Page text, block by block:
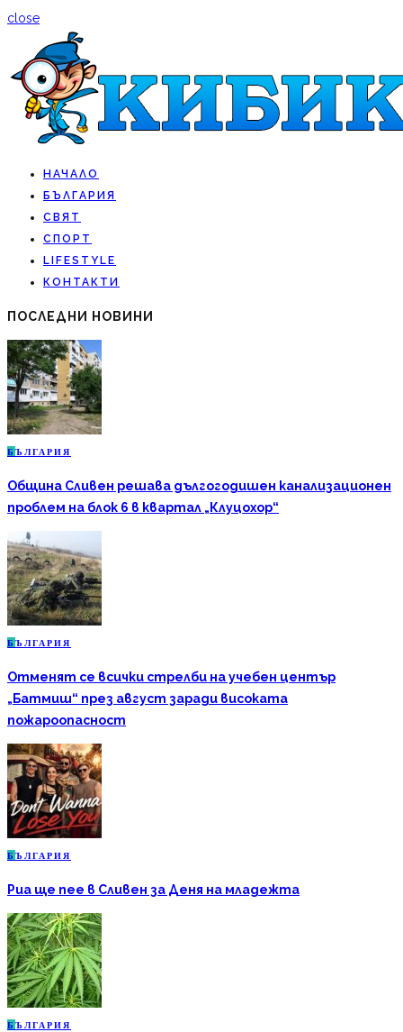
close
НАЧАЛО
БЪЛГАРИЯ
СВЯТ
СПОРТ
LIFESTYLE
КОНТАКТИ
ПОСЛЕДНИ НОВИНИ
Б ЪЛГАРИЯ
Община Сливен решава дългогодишен канализационен
проблем на блок 6 в квартал „Клуцохор“
Б ЪЛГАРИЯ
Отменят се всички стрелби на учебен център
„Батмиш“ през август заради високата
пожароопасност
Б ЪЛГАРИЯ
Риа ще пее в Сливен за Деня на младежта
Б ЪЛГАРИЯ